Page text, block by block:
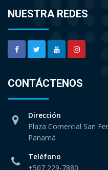
NUESTRA REDES
CONTÁCTENOS
Dirección
Plaza Comercial San
Panamá
Teléfono
+507 229-7880